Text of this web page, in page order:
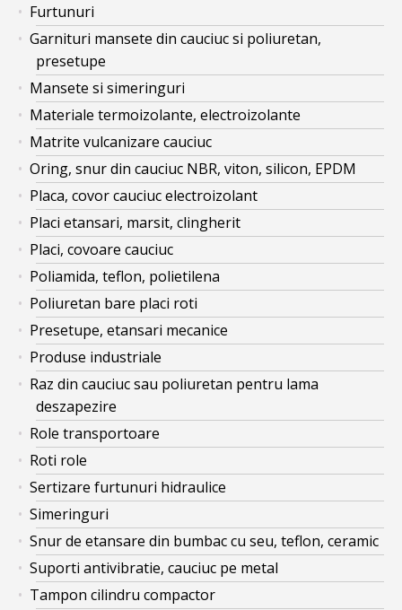
Furtunuri
Garnituri mansete din cauciuc si poliuretan,
presetupe
Mansete si simeringuri
Materiale termoizolante, electroizolante
Matrite vulcanizare cauciuc
Oring, snur din cauciuc NBR, viton, silicon, EPDM
Placa, covor cauciuc electroizolant
Placi etansari, marsit, clingherit
Placi, covoare cauciuc
Poliamida, teflon, polietilena
Poliuretan bare placi roti
Presetupe, etansari mecanice
Produse industriale
Raz din cauciuc sau poliuretan pentru lama
deszapezire
Role transportoare
Roti role
Sertizare furtunuri hidraulice
Simeringuri
Snur de etansare din bumbac cu seu, teflon, ceramic
Suporti antivibratie, cauciuc pe metal
Tampon cilindru compactor